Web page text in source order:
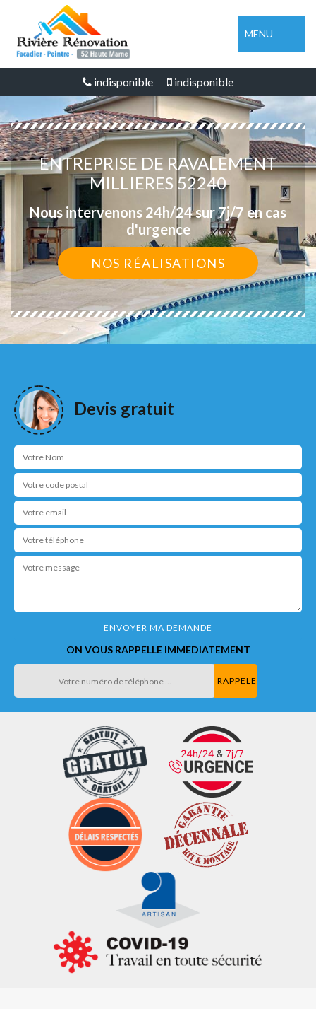
MENU
indisponible indisponible
ENTREPRISE DE RAVALEMENT
MILLIERES 52240
Nous intervenons 24h/24 sur 7j/7 en cas
d'urgence
NOS RÉALISATIONS
Devis gratuit
ON VOUS RAPPELLE IMMEDIATEMENT